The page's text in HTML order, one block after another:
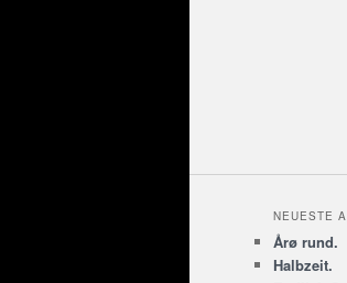
NEUESTE
Årø rund.
Halbzeit.